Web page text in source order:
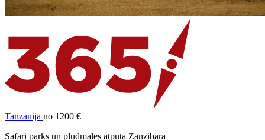
Tanzānija no 1200 €
Safari parks un pludmales atpūta Zanzibarā